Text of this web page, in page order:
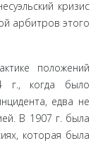
кризис
арбитров этого
положе­ний
г., когда было
едва не
В 1907 г. была
которая была